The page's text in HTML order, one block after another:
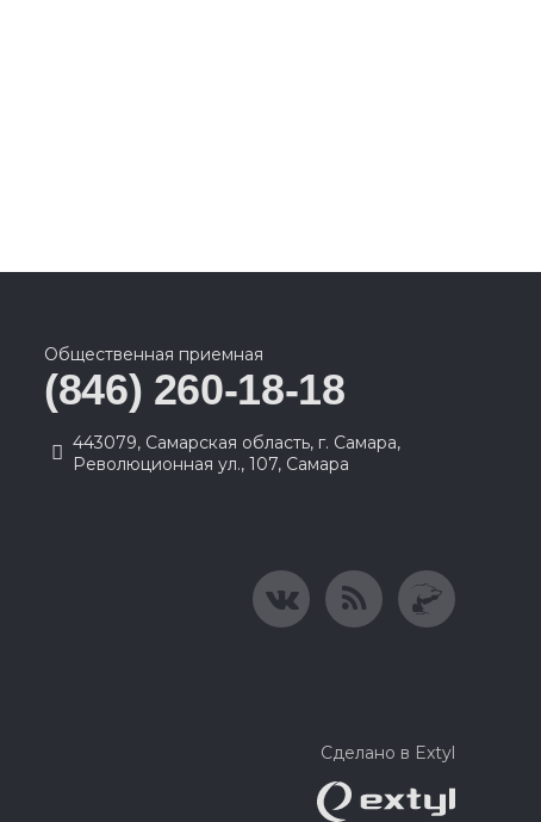
Общественная приемная
(846) 260-18-18
443079, Самарская область, г. Самара,
Революционная ул., 107, Самара
Сделано в Extyl